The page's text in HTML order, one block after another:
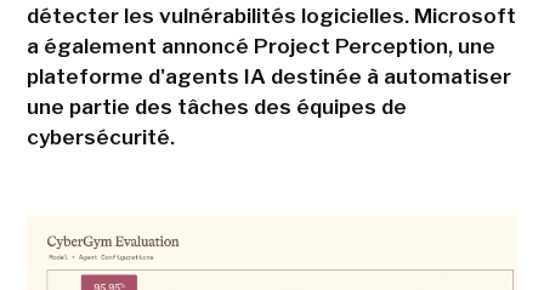
détecter les vulnérabilités logicielles. Microsoft
a également annoncé Project Perception, une
plateforme d'agents IA destinée à automatiser
une partie des tâches des équipes de
cybersécurité.